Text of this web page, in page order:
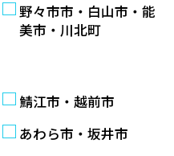
野々市市・白山市・能
美市・川北町
鯖江市・越前市
あわら市・坂井市